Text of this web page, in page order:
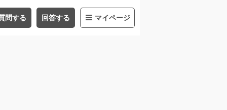
問する 回答する マイページ